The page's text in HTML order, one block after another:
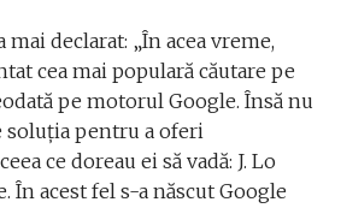
declarat: „În acea vreme,
cea mai populară căutare pe
pe motorul Google. Însă nu
soluţia pentru a oferi
ce doreau ei să vadă: J. Lo
În acest fel s-a născut Google